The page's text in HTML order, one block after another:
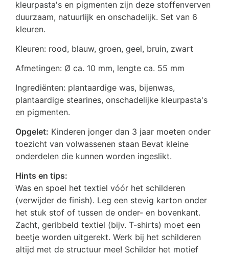
kleurpasta's en pigmenten zijn deze stoffenverven
duurzaam, natuurlijk en onschadelijk. Set van 6
kleuren.
Kleuren: rood, blauw, groen, geel, bruin, zwart
Afmetingen: Ø ca. 10 mm, lengte ca. 55 mm
Ingrediënten: plantaardige was, bijenwas,
plantaardige stearines, onschadelijke kleurpasta's
en pigmenten.
Opgelet: Kinderen jonger dan 3 jaar moeten onder
toezicht van volwassenen staan Bevat kleine
onderdelen die kunnen worden ingeslikt.
Hints en tips:
Was en spoel het textiel vóór het schilderen
(verwijder de finish). Leg een stevig karton onder
het stuk stof of tussen de onder- en bovenkant.
Zacht, geribbeld textiel (bijv. T-shirts) moet een
beetje worden uitgerekt. Werk bij het schilderen
altijd met de structuur mee! Schilder het motief